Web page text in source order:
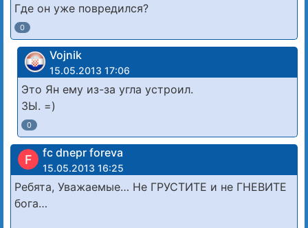
Где он уже повредился?
0
Vojnik
15.05.2013 17:06
Это Ян ему из-за угла устроил.
ЗЫ. =)
0
F fc dnepr foreva
15.05.2013 16:25
Ребята, Уважаемые… Не ГРУСТИТЕ и не ГНЕВИТЕ
бога…